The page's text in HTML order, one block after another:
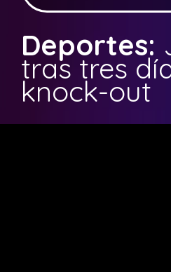
Deportes:
tras tres
knock-out